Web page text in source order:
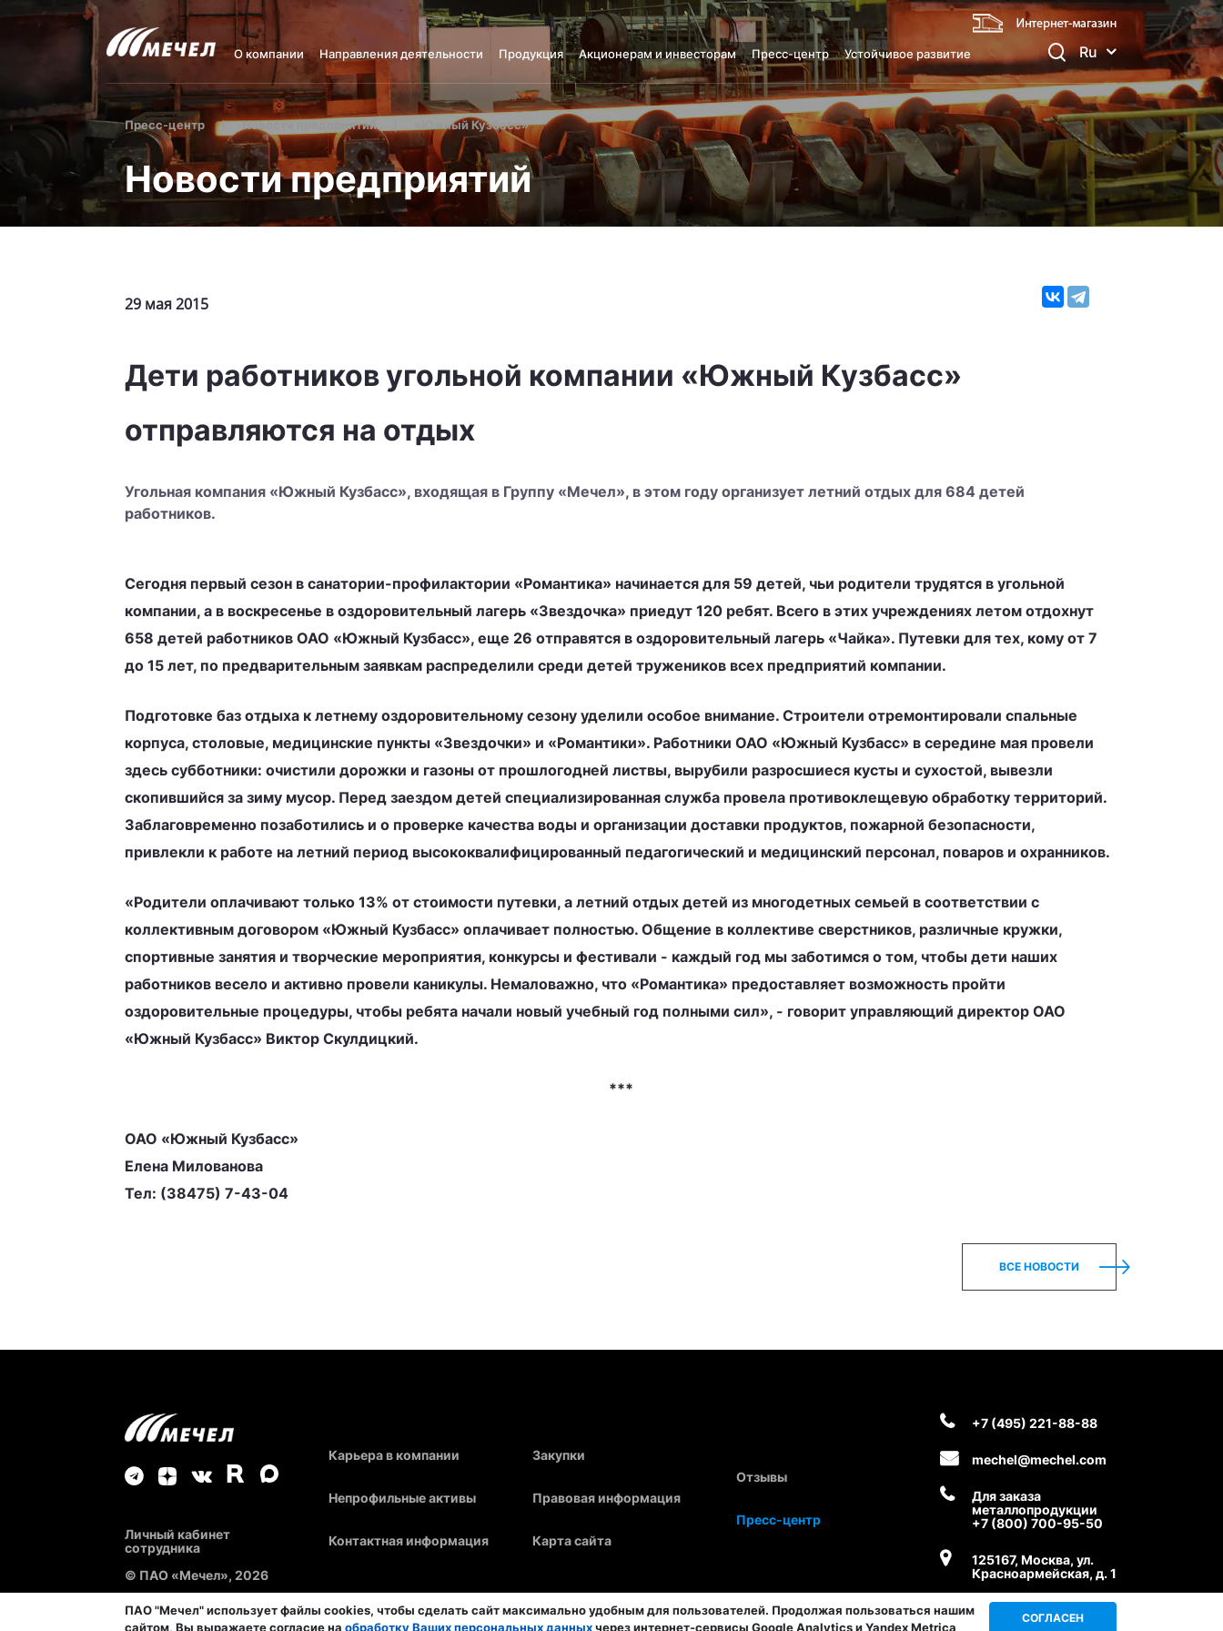
О компании Направления деятельности Продукция Акционерам и инвесторам Пресс-центр Устойчивое развитие Ru
Пресс-центр Новости предприятий «Южный Кузбасс»
Новости предприятий
29 мая 2015
Дети работников угольной компании «Южный Кузбасс»
отправляются на отдых
Угольная компания «Южный Кузбасс», входящая в Группу «Мечел», в этом году организует летний отдых для 684 детей
работников.
Сегодня первый сезон в санатории-профилактории «Романтика» начинается для 59 детей, чьи родители трудятся в угольной
компании, а в воскресенье в оздоровительный лагерь «Звездочка» приедут 120 ребят. Всего в этих учреждениях летом отдохнут
658 детей работников ОАО «Южный Кузбасс», еще 26 отправятся в оздоровительный лагерь «Чайка». Путевки для тех, кому от 7
до 15 лет, по предварительным заявкам распределили среди детей тружеников всех предприятий компании.
Подготовке баз отдыха к летнему оздоровительному сезону уделили особое внимание. Строители отремонтировали спальные
корпуса, столовые, медицинские пункты «Звездочки» и «Романтики». Работники ОАО «Южный Кузбасс» в середине мая провели
здесь субботники: очистили дорожки и газоны от прошлогодней листвы, вырубили разросшиеся кусты и сухостой, вывезли
скопившийся за зиму мусор. Перед заездом детей специализированная служба провела противоклещевую обработку территорий.
Заблаговременно позаботились и о проверке качества воды и организации доставки продуктов, пожарной безопасности,
привлекли к работе на летний период высококвалифицированный педагогический и медицинский персонал, поваров и охранников.
«Родители оплачивают только 13% от стоимости путевки, а летний отдых детей из многодетных семьей в соответствии с
коллективным договором «Южный Кузбасс» оплачивает полностью. Общение в коллективе сверстников, различные кружки,
спортивные занятия и творческие мероприятия, конкурсы и фестивали - каждый год мы заботимся о том, чтобы дети наших
работников весело и активно провели каникулы. Немаловажно, что «Романтика» предоставляет возможность пройти
оздоровительные процедуры, чтобы ребята начали новый учебный год полными сил», - говорит управляющий директор ОАО
«Южный Кузбасс» Виктор Скулдицкий.
***
ОАО «Южный Кузбасс»
Елена Милованова
Тел: (38475) 7-43-04
ВСЕ НОВОСТИ
Личный кабинет
сотрудника
© ПАО «Мечел», 2026
Карьера в компании
Непрофильные активы
Контактная информация
Закупки
Правовая информация
Карта сайта
Отзывы
Пресс-центр
+7 (495) 221-88-88
mechel@mechel.com
Для заказа
металлопродукции
+7 (800) 700-95-50
125167, Москва, ул.
Красноармейская, д. 1
ПАО "Мечел" использует файлы cookies, чтобы сделать сайт максимально удобным для пользователей. Продолжая пользоваться нашим
сайтом, Вы выражаете согласие на обработку Ваших персональных данныхчерез интернет-сервисы Google Analytics и Yandex Metrica
СОГЛАСЕН